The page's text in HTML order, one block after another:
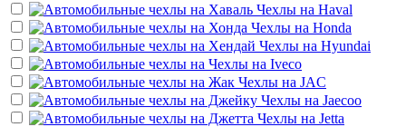
Чехлы на Haval
Чехлы на Honda
Чехлы на Hyundai
Чехлы на Iveco
Чехлы на JAC
Чехлы на Jaecoo
Чехлы на Jetta